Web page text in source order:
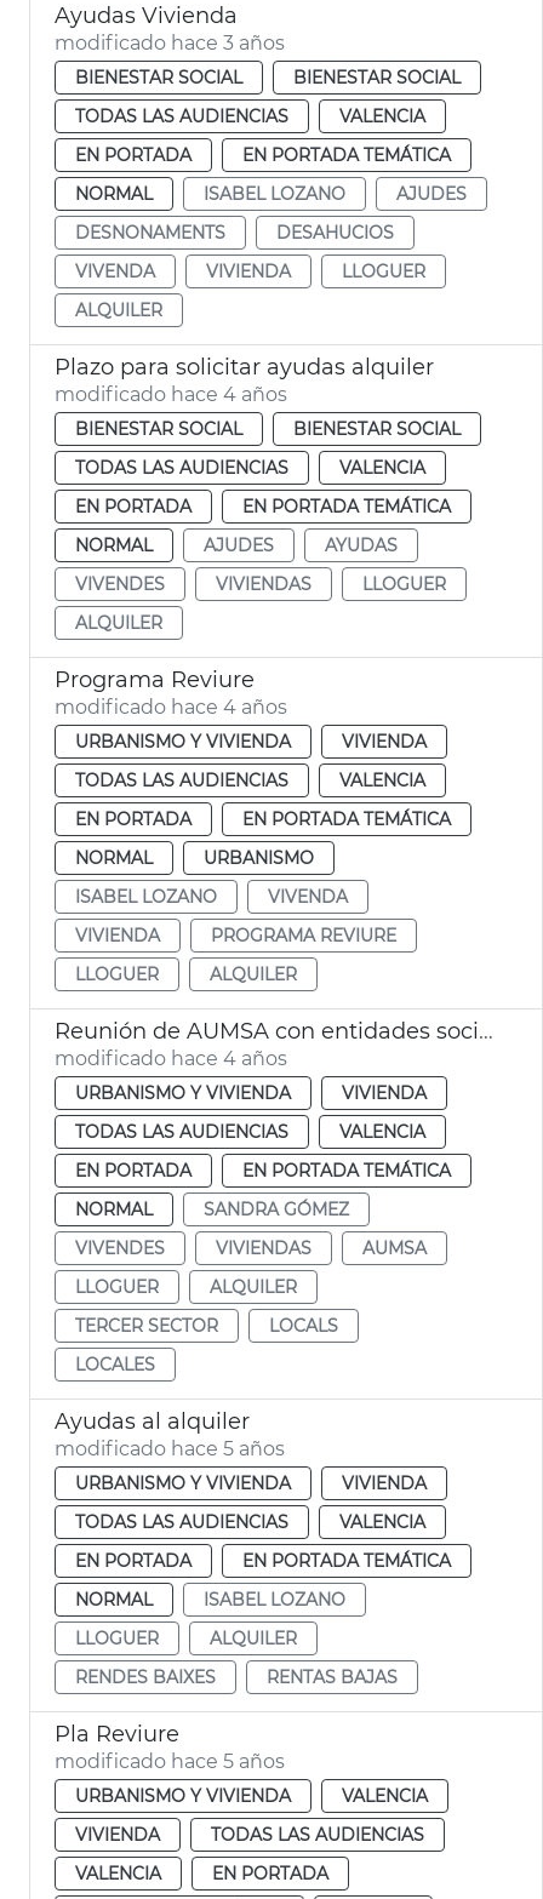
Ayudas Vivienda
modificado hace 3 años
BIENESTAR SOCIAL
BIENESTAR SOCIAL
TODAS LAS AUDIENCIAS
VALENCIA
EN PORTADA
EN PORTADA TEMÁTICA
NORMAL
ISABEL LOZANO
AJUDES
DESNONAMENTS
DESAHUCIOS
VIVENDA
VIVIENDA
LLOGUER
ALQUILER
Plazo para solicitar ayudas alquiler
modificado hace 4 años
BIENESTAR SOCIAL
BIENESTAR SOCIAL
TODAS LAS AUDIENCIAS
VALENCIA
EN PORTADA
EN PORTADA TEMÁTICA
NORMAL
AJUDES
AYUDAS
VIVENDES
VIVIENDAS
LLOGUER
ALQUILER
Programa Reviure
modificado hace 4 años
URBANISMO Y VIVIENDA
VIVIENDA
TODAS LAS AUDIENCIAS
VALENCIA
EN PORTADA
EN PORTADA TEMÁTICA
NORMAL
URBANISMO
ISABEL LOZANO
VIVENDA
VIVIENDA
PROGRAMA REVIURE
LLOGUER
ALQUILER
Reunión de AUMSA con entidades sociales
modificado hace 4 años
URBANISMO Y VIVIENDA
VIVIENDA
TODAS LAS AUDIENCIAS
VALENCIA
EN PORTADA
EN PORTADA TEMÁTICA
NORMAL
SANDRA GÓMEZ
VIVENDES
VIVIENDAS
AUMSA
LLOGUER
ALQUILER
TERCER SECTOR
LOCALS
LOCALES
Ayudas al alquiler
modificado hace 5 años
URBANISMO Y VIVIENDA
VIVIENDA
TODAS LAS AUDIENCIAS
VALENCIA
EN PORTADA
EN PORTADA TEMÁTICA
NORMAL
ISABEL LOZANO
LLOGUER
ALQUILER
RENDES BAIXES
RENTAS BAJAS
Pla Reviure
modificado hace 5 años
URBANISMO Y VIVIENDA
VALENCIA
VIVIENDA
TODAS LAS AUDIENCIAS
VALENCIA
EN PORTADA